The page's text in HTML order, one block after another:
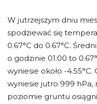
W jutrzejszym dniu
spodziewać się
0.67°C do 0.67°C.
o godzinie 01:00 to
wyniesie około -
wyniesie jutro 999 hPa,
poziomie gruntu